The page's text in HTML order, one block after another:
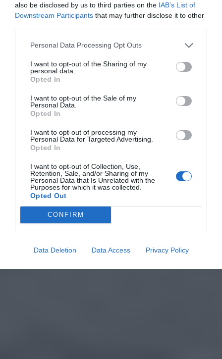
also be disclosed by us to third parties on the IAB’s List of
Downstream Participants that may further disclose it to other
Personal Data Processing Opt Outs
I want to opt-out of the Sharing of my
personal data.
Opted In
I want to opt-out of the Sale of my
Personal Data.
Opted In
I want to opt-out of processing my
Personal Data for Targeted Advertising.
Opted In
I want to opt-out of Collection, Use,
Retention, Sale, and/or Sharing of my
Personal Data that Is Unrelated with the
Purposes for which it was collected.
Opted Out
CONFIRM
Data Deletion Data Access Privacy Policy